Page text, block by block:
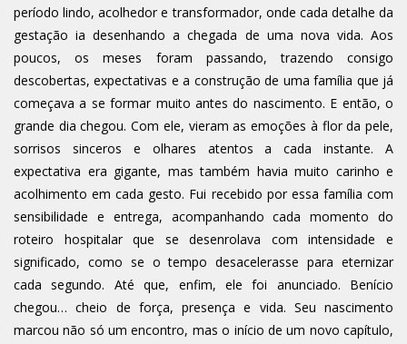
período lindo, acolhedor e transformador, onde cada detalhe da
gestação ia desenhando a chegada de uma nova vida. Aos
poucos, os meses foram passando, trazendo consigo
descobertas, expectativas e a construção de uma família que já
começava a se formar muito antes do nascimento. E então, o
grande dia chegou. Com ele, vieram as emoções à flor da pele,
sorrisos sinceros e olhares atentos a cada instante. A
expectativa era gigante, mas também havia muito carinho e
acolhimento em cada gesto. Fui recebido por essa família com
sensibilidade e entrega, acompanhando cada momento do
roteiro hospitalar que se desenrolava com intensidade e
significado, como se o tempo desacelerasse para eternizar
cada segundo. Até que, enfim, ele foi anunciado. Benício
chegou… cheio de força, presença e vida. Seu nascimento
marcou não só um encontro, mas o início de um novo capítulo,